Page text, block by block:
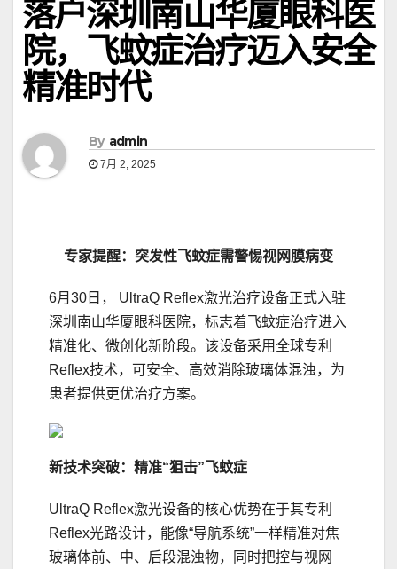
落户深圳南山华厦眼科医
院，飞蚊症治疗迈入安全
精准时代
By admin
7月 2, 2025
专家提醒：突发性飞蚊症需警惕视网膜病变
6月30日， UltraQ Reflex激光治疗设备正式入驻
深圳南山华厦眼科医院，标志着飞蚊症治疗进入
精准化、微创化新阶段。该设备采用全球专利
Reflex技术，可安全、高效消除玻璃体混浊，为
患者提供更优治疗方案。
新技术突破：精准“狙击”飞蚊症
UltraQ Reflex激光设备的核心优势在于其专利
Reflex光路设计，能像“导航系统”一样精准对焦
玻璃体前、中、后段混浊物，同时把控与视网